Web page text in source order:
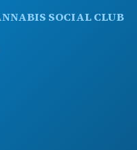
SOCIAL CLUB